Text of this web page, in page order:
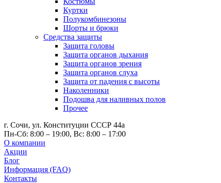
Куртки
Полукомбинезоны
Шорты и брюки
Средства защиты
Защита головы
Защита органов дыхания
Защита органов зрения
Защита органов слуха
Защита от падения с высоты
Наколенники
Подошва для наливных полов
Прочее
г. Сочи, ул. Конституции СССР 44а
Пн-Сб: 8:00 – 19:00, Вс: 8:00 – 17:00
О компании
Акции
Блог
Информация (FAQ)
Контакты